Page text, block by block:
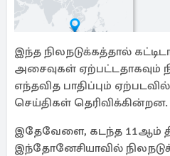
இந்த நிலநடுக்கத்தால்
அசைவுகள் ஏற்பட்டதாகவும்
எந்தவித பாதிப்பும்
செய்திகள் தெரிவிக்கின்றன.
இதேவேளை, கடந்த 11ஆம்
இந்தோனேசியாவில்